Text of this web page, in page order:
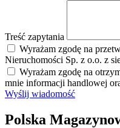
Treść zapytania
Wyrażam zgodę na
Nieruchomości Sp. z o.o. z
Wyrażam zgodę na
mnie informacji handlowej
Wyślij wiadomość
Polska